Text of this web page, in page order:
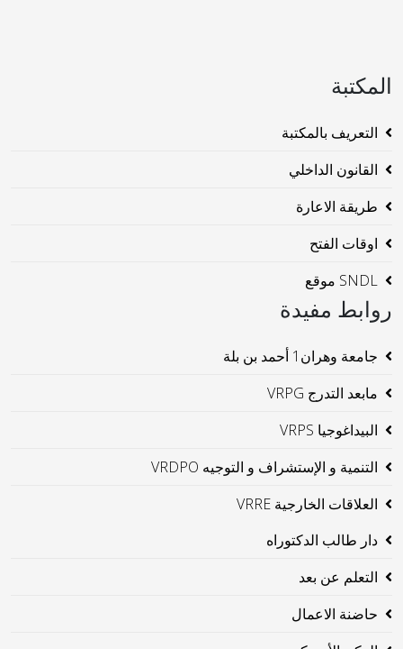
المكتبة
التعريف بالمكتبة
القانون الداخلي
طريقة الاعارة
اوقات الفتح
SNDL موقع
روابط مفيدة
جامعة وهران1 أحمد بن بلة
مابعد التدرج VRPG
البيداغوجيا VRPS
التنمية و الإستشراف و التوجيه VRDPO
العلاقات الخارجية VRRE
دار طالب الدكتوراه
التعلم عن بعد
حاضنة الاعمال